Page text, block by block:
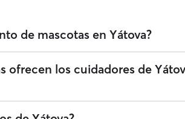
de mascotas en Yátova?
de mascotas en Yátova. Puedes filtrar,
cerca de ti. Te recordamos que los
de identidad tanto para tu seguridad
ofrecen los cuidadores de
Yátova que ofrecen una atención cariñosa y